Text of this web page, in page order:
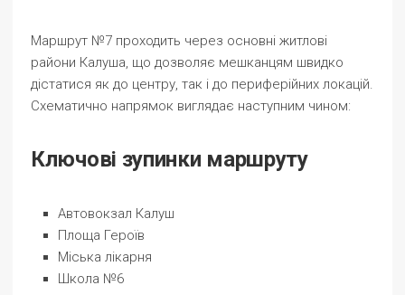
Маршрут №7 проходить через основні житлові
райони Калуша, що дозволяє мешканцям швидко
дістатися як до центру, так і до периферійних локацій.
Схематично напрямок виглядає наступним чином:
Ключові зупинки маршруту
Автовокзал Калуш
Площа Героїв
Міська лікарня
Школа №6